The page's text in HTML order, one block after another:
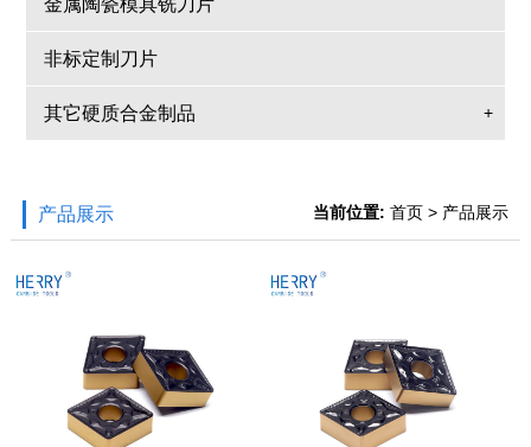
金属陶瓷模具铣刀片
非标定制刀片
其它硬质合金制品 +
产品展示 当前位置: 首页 > 产品展示